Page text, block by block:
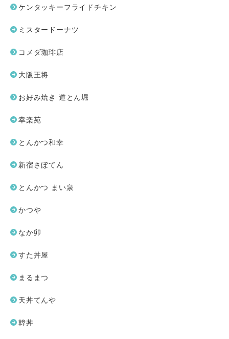
ケンタッキーフライドチキン
ミスタードーナツ
コメダ珈琲店
大阪王将
お好み焼き 道とん堀
幸楽苑
とんかつ和幸
新宿さぼてん
とんかつ まい泉
かつや
なか卯
すた丼屋
まるまつ
天丼てんや
韓丼